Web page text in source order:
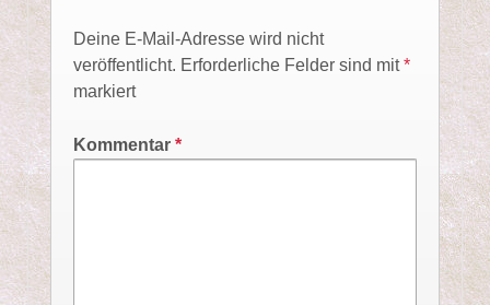
Deine E-Mail-Adresse wird nicht
veröffentlicht. Erforderliche Felder sind mit*
markiert
Kommentar *